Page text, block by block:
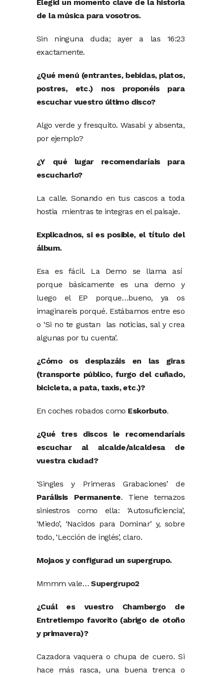
Elegid un momento clave de la historia
de la música para vosotros.
Sin ninguna duda; ayer a las 16:23
exactamente.
¿Qué menú (entrantes, bebidas, platos,
postres, etc.) nos proponéis para
escuchar vuestro último disco?
Algo verde y fresquito. Wasabi y absenta,
por ejemplo?
¿Y qué lugar recomendaríais para
escucharlo?
La calle. Sonando en tus cascos a toda
hostia mientras te integras en el paisaje.
Explicadnos, si es posible, el título del
álbum.
Esa es fácil. La Demo se llama así
porque básicamente es una demo y
luego el EP porque…bueno, ya os
imaginareis porqué. Estábamos entre eso
o ‘Si no te gustan las noticias, sal y crea
algunas por tu cuenta’.
¿Cómo os desplazáis en las giras
(transporte público, furgo del cuñado,
bicicleta, a pata, taxis, etc.)?
En coches robados como Eskorbuto.
¿Qué tres discos le recomendaríais
escuchar al alcalde/alcaldesa de
vuestra ciudad?
‘Singles y Primeras Grabaciones’ de
Parálisis Permanente. Tiene temazos
siniestros como ella: ‘Autosuficiencia’,
‘Miedo’, ‘Nacidos para Dominar’ y, sobre
todo, ‘Lección de inglés’, claro.
Mojaos y configurad un supergrupo.
Mmmm vale…Supergrupo2
¿Cuál es vuestro Chambergo de
Entretiempo favorito (abrigo de otoño
y primavera)?
Cazadora vaquera o chupa de cuero. Si
hace más rasca, una buena trenca o